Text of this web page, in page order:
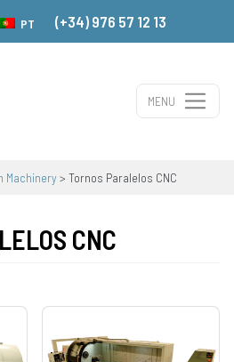
PT (+34) 976 57 12 13
MENU
Machinery > Tornos Paralelos CNC
CNC